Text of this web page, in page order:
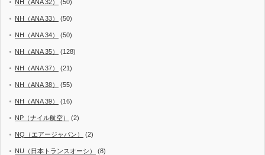
NH（ANA 32） (50)
NH（ANA 33） (50)
NH（ANA 34） (50)
NH（ANA 35） (128)
NH（ANA 37） (21)
NH（ANA 38） (55)
NH（ANA 39） (16)
NP（ナイル航空） (2)
NQ（エアージャパン） (2)
NU（日本トランスオーシ） (8)